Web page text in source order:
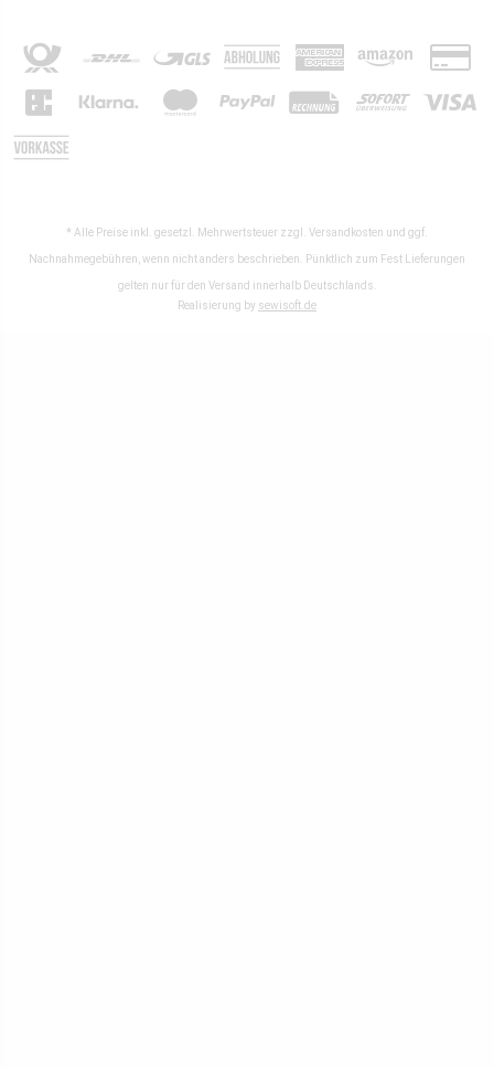
* Alle Preise inkl. gesetzl. Mehrwertsteuer zzgl. Versandkosten und ggf.
Nachnahmegebühren, wenn nicht anders beschrieben. Pünktlich zum Fest Lieferungen
gelten nur für den Versand innerhalb Deutschlands.
Realisierung by sewisoft.de